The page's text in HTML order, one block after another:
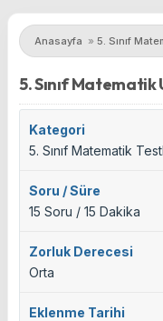
Anasayfa » 5. Sınıf
5. Sınıf Matematik
Kategori
5. Sınıf Matematik
Soru / Süre
15 Soru / 15 Dakika
Zorluk Derecesi
Orta
Eklenme Tarihi